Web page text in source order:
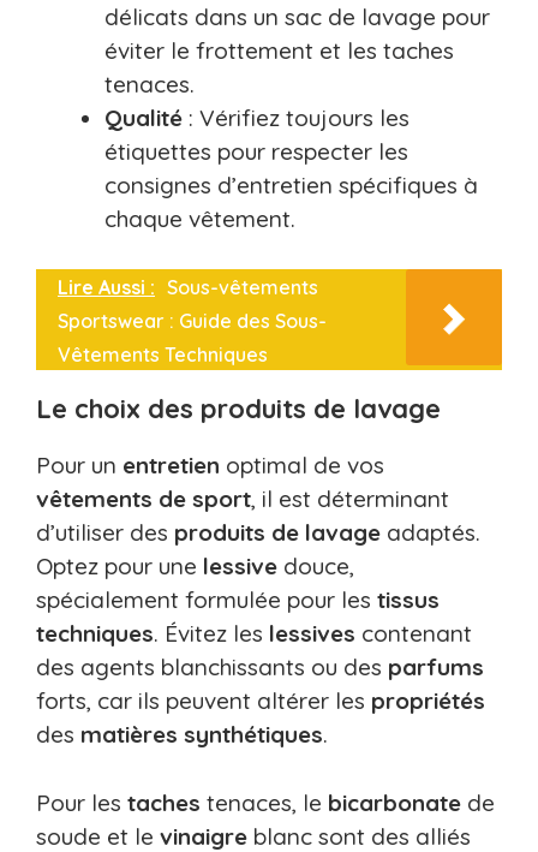
délicats dans un sac de lavage pour
éviter le frottement et les taches
tenaces.
Qualité : Vérifiez toujours les
étiquettes pour respecter les
consignes d’entretien spécifiques à
chaque vêtement.
Lire Aussi : Sous-vêtements
Sportswear : Guide des Sous-
Vêtements Techniques
Le choix des produits de lavage
Pour un entretien optimal de vos
vêtements de sport, il est déterminant
d’utiliser des produits de lavage adaptés.
Optez pour une lessive douce,
spécialement formulée pour les tissus
techniques. Évitez les lessives contenant
des agents blanchissants ou des parfums
forts, car ils peuvent altérer les propriétés
des matières synthétiques.
Pour les taches tenaces, le bicarbonate de
soude et le vinaigre blanc sont des alliés